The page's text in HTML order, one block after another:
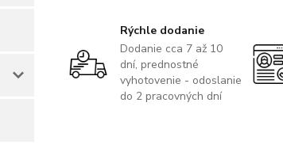
Rýchle dodanie
Dodanie cca 7 až 10
dní, prednostné
vyhotovenie - odoslanie
do 2 pracovných dní